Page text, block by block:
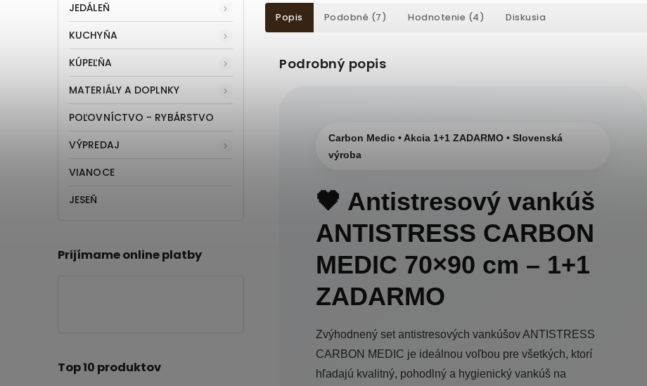
JEDÁLEŇ
KUCHYŇA
KÚPEĽŇA
MATERIÁLY A DOPLNKY
POĽOVNÍCTVO - RYBÁRSTVO
VÝPREDAJ
VIANOCE
JESEŇ
Prijímame online platby
Top 10 produktov
Popis Podobné (7) Hodnotenie (4) Diskusia
Podrobný popis
Carbon Medic • Akcia 1+1 ZADARMO • Slovenská
výroba
🖤 Antistresový vankúš
ANTISTRESS CARBON
MEDIC 70×90 cm – 1+1
ZADARMO
Zvýhodnený set antistresových vankúšov ANTISTRESS
CARBON MEDIC je ideálnou voľbou pre všetkých, ktorí
hľadajú kvalitný, pohodlný a hygienický vankúš na